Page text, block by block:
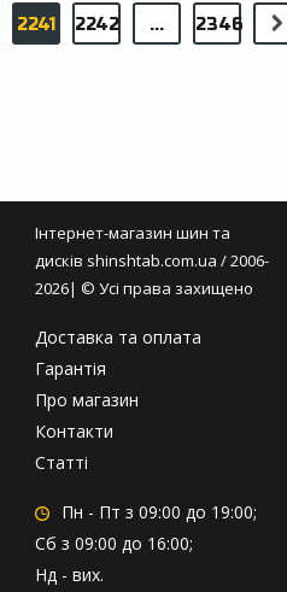
2241 2242 ... 2346
Доставка та оплата
Гарантія
Про магазин
Контакти
Статті
Пн - Пт з 09:00 до 19:00;
Сб з 09:00 до 16:00;
Нд - вих.
Інтернет-магазин шин та
дисків shinshtab.com.ua / 2006-
2026| © Усі права захищено